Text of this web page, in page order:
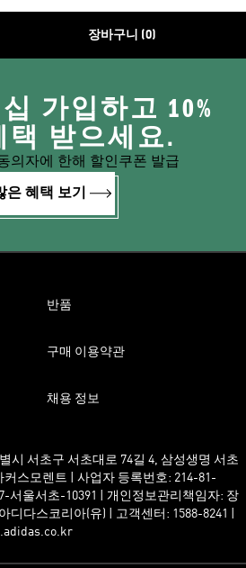
장바구니 (0)
가입하고 10%
택 받으세요.
의자에 한해 할인쿠폰 발급
은 혜택 보기
반품
구매 이용약관
채용 정보
시 서초구 서초대로 74길 4, 삼성생명 서초
커스모렌트 | 사업자 등록번호: 214-81-
서울서초-10391 | 개인정보관리책임자: 장
디다스코리아(유) | 고객센터: 1588-8241 |